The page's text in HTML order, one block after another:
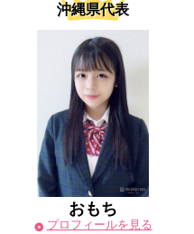
沖縄県代表
おもち
プロフィールを見る